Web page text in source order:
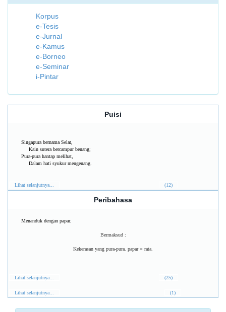
Korpus
e-Tesis
e-Jurnal
e-Kamus
e-Borneo
e-Seminar
i-Pintar
Puisi
Singapura bernama Selat,
Kain sutera bercampur benang;
Pura-pura hantap melihat,
Dalam hati syukur mengenang.
Lihat selanjutnya... (12)
Peribahasa
Menanduk dengan papar.
Bermaksud :
Kekerasan yang pura-pura. papar = rata.
Lihat selanjutnya... (25)
Lihat selanjutnya... (1)